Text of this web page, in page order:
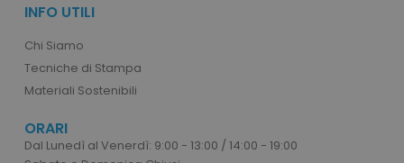
INFO UTILI
Chi Siamo
Tecniche di Stampa
Materiali Sostenibili
ORARI
Dal Lunedì al Venerdì: 9:00 - 13:00 / 14:00 - 19:00